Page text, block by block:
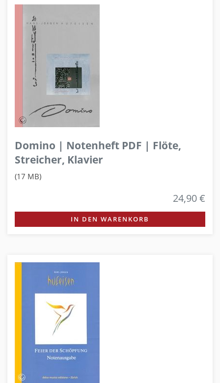
Domino | Notenheft PDF | Flöte,
Streicher, Klavier
(17 MB)
24,90 €
IN DEN WARENKORB